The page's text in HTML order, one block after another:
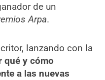
de un
Arpa.
lanzando con la
qué y cómo
a las nuevas